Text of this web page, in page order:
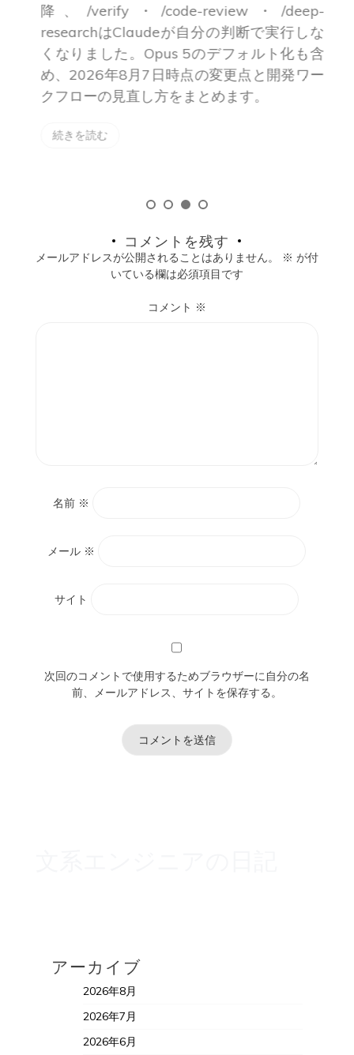
降、/verify・/code-review・/deep-
researchはClaudeが自分の判断で実行しな
くなりました。Opus 5のデフォルト化も含
め、2026年8月7日時点の変更点と開発ワー
クフローの見直し方をまとめます。
続きを読む
コメントを残す
メールアドレスが公開されることはありません。 ※ が付
いている欄は必須項目です
コメント ※
名前 ※
メール ※
サイト
次回のコメントで使用するためブラウザーに自分の名
前、メールアドレス、サイトを保存する。
アーカイブ
2026年8月
2026年7月
2026年6月